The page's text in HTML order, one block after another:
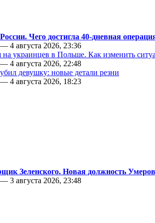
Чего достигла 40-дневная
— 4 августа 2026, 23:36
на украинцев в Польше. Как изменить
— 4 августа 2026, 22:48
девушку: новые детали резни
— 4 августа 2026, 18:23
Зеленского. Новая должность
— 3 августа 2026, 23:48